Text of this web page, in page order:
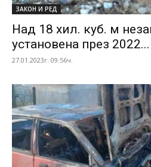
ЗАКОН И РЕД
Над 18 хил. куб. м
установена през 2022...
27.01.2023г. 09:56ч.